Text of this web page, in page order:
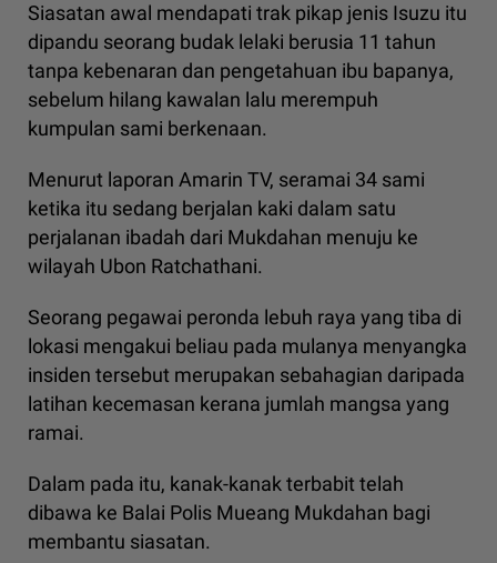
Siasatan awal mendapati trak pikap jenis Isuzu itu
dipandu seorang budak lelaki berusia 11 tahun
tanpa kebenaran dan pengetahuan ibu bapanya,
sebelum hilang kawalan lalu merempuh
kumpulan sami berkenaan.
Menurut laporan Amarin TV, seramai 34 sami
ketika itu sedang berjalan kaki dalam satu
perjalanan ibadah dari Mukdahan menuju ke
wilayah Ubon Ratchathani.
Seorang pegawai peronda lebuh raya yang tiba di
lokasi mengakui beliau pada mulanya menyangka
insiden tersebut merupakan sebahagian daripada
latihan kecemasan kerana jumlah mangsa yang
ramai.
Dalam pada itu, kanak-kanak terbabit telah
dibawa ke Balai Polis Mueang Mukdahan bagi
membantu siasatan.